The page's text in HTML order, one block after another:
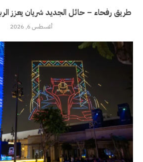
طريق رفحاء – حائل الجديد شريان يعزز
أغسطس 6, 2026